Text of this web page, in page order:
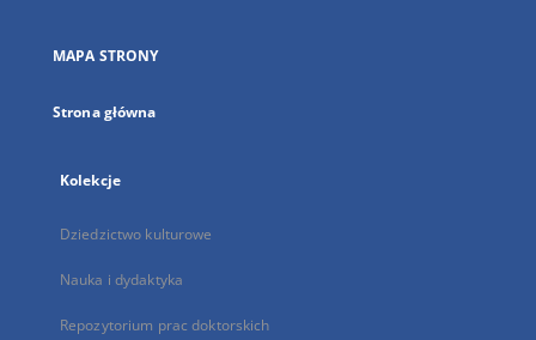
karcie
MAPA STRONY
Strona główna
Kolekcje
Dziedzictwo kulturowe
Nauka i dydaktyka
Repozytorium prac doktorskich